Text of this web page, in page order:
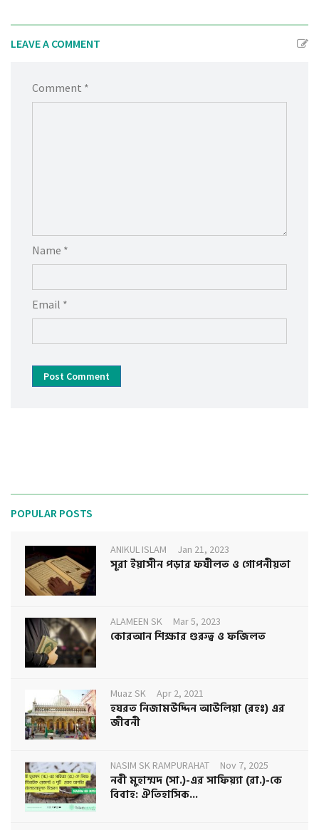
LEAVE A COMMENT
Comment *
Name *
Email *
Post Comment
POPULAR POSTS
ANIKUL ISLAM Jan 21, 2023
সূরা ইয়াসীন পড়ার ফযীলত ও গোপনীয়তা
ALAMEEN SK Mar 5, 2023
কোরআন শিক্ষার গুরুত্ব ও ফজিলত
Muaz SK Apr 2, 2021
হযরত নিজামউদ্দিন আউলিয়া (রহঃ) এর
জীবনী
NASIM SK RAMPURAHAT Nov 7, 2025
নবী মুহাম্মদ (সা.)-এর সাফিয়্যা (রা.)-কে
বিবাহ: ঐতিহাসিক...